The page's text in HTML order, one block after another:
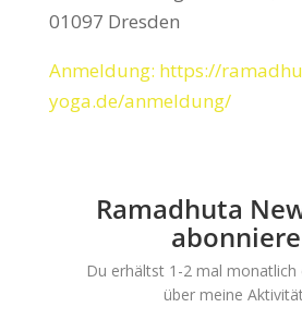
01097 Dresden
Anmeldung: https://
yoga.de/anmeldung/
Ramadhuta
Du erhältst 1-2 mal monatlich
über meine